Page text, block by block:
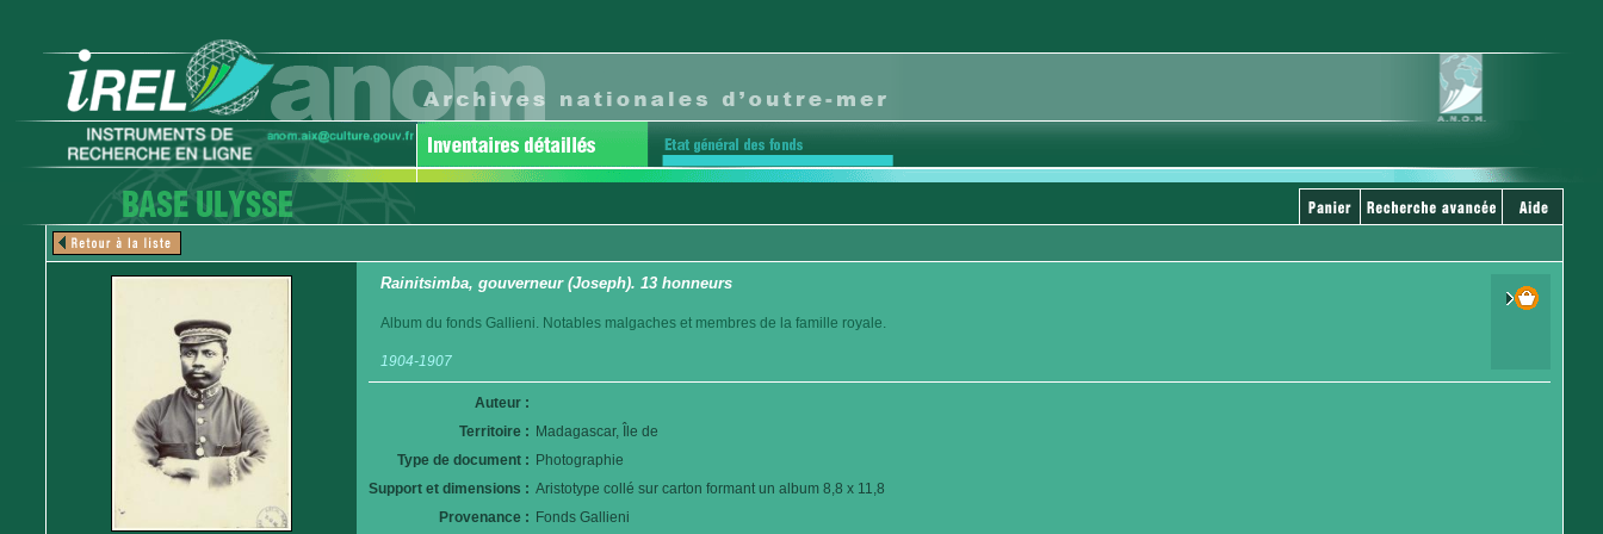
Rainitsimba, gouverneur (Joseph). 13 honneurs
Album du fonds Gallieni. Notables malgaches et membres de la famille royale.
1904-1907
Auteur :
Territoire : Madagascar, Île de
Type de document : Photographie
Support et dimensions : Aristotype collé sur carton formant un album 8,8 x 11,8
Provenance : Fonds Gallieni